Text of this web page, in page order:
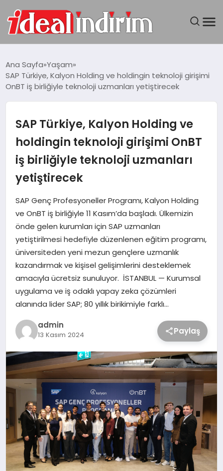
BILGISAYAR
TEKNOLOJI
YAŞAM
Ana Sayfa Yaşam
SAP Türkiye, Kalyon Holding ve holdingin teknoloji girişimi
OnBT iş birliğiyle teknoloji uzmanları yetiştirecek
SAP Türkiye, Kalyon Holding ve
holdingin teknoloji girişimi OnBT
iş birliğiyle teknoloji uzmanları
yetiştirecek
SAP Genç Profesyoneller Programı, Kalyon Holding
ve OnBT iş birliğiyle 11 Kasım’da başladı. Ülkemizin
önde gelen kurumları için SAP uzmanları
yetiştirilmesi hedefiyle düzenlenen eğitim programı,
üniversiteden yeni mezun gençlere uzmanlık
kazandırmak ve kişisel gelişimlerini desteklemek
amacıyla ücretsiz sunuluyor. İSTANBUL — Kurumsal
uygulama ve iş odaklı yapay zeka çözümleri
alanında lider SAP; 80 yıllık birikimiyle farklı…
admin
13 Kasım 2024 Paylaş